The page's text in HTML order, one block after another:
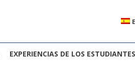
EXPERIENCIAS DE LOS ESTUDIANTES